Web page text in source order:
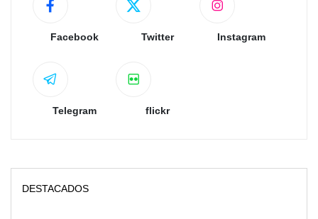
Facebook Twitter Instagram
Telegram flickr
DESTACADOS